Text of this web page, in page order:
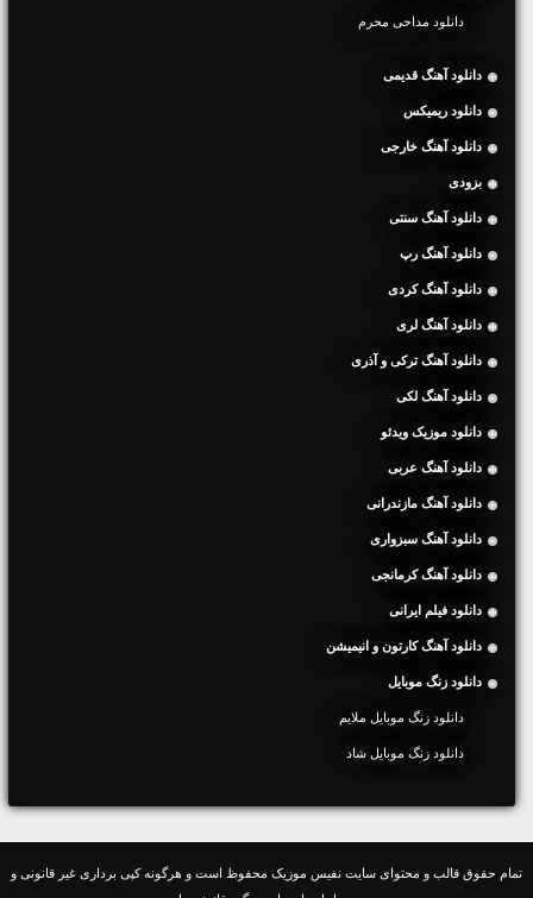
دانلود مداحی محرم
دانلود آهنگ قدیمی
دانلود ریمیکس
دانلود آهنگ خارجی
بزودی
دانلود آهنگ سنتی
دانلود آهنگ رپ
دانلود آهنگ کردی
دانلود آهنگ لری
دانلود آهنگ ترکی و آذری
دانلود آهنگ لکی
دانلود موزیک ویدئو
دانلود آهنگ عربی
دانلود آهنگ مازندرانی
دانلود آهنگ سبزواری
دانلود آهنگ کرمانجی
دانلود فیلم ایرانی
دانلود آهنگ کارتون و انیمیشن
دانلود زنگ موبایل
دانلود زنگ موبایل ملایم
دانلود زنگ موبایل شاد
تمام حقوق قالب و محتوای سایت نفیس موزیک محفوظ است و هرگونه کپی برداری غیر قانونی و